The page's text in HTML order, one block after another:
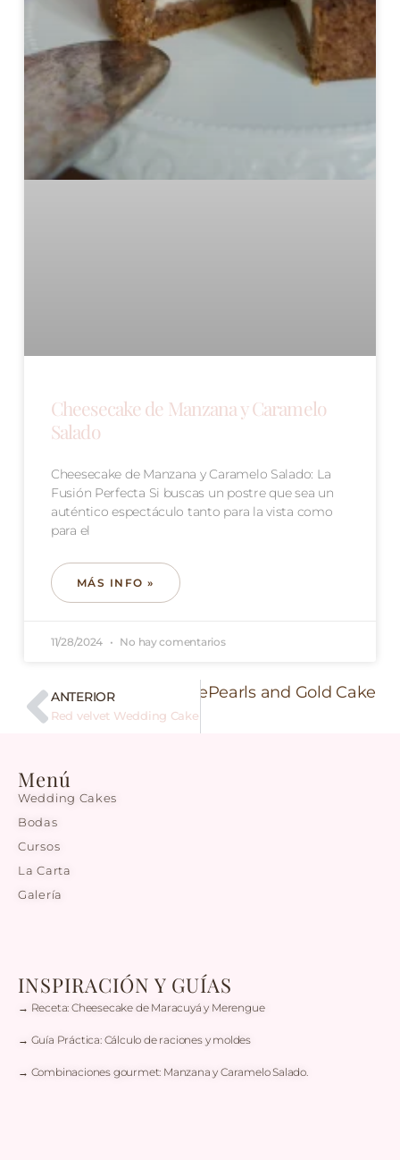
Cheesecake de Manzana y Caramelo
Salado
Cheesecake de Manzana y Caramelo Salado: La
Fusión Perfecta Si buscas un postre que sea un
auténtico espectáculo tanto para la vista como
para el
MÁS INFO »
11/28/2024 No hay comentarios
ANTERIOR
Red velvet Wedding Cake
SiguientePearls and Gold Cake
Menú
Wedding Cakes
Bodas
Cursos
La Carta
Galería
INSPIRACIÓN Y GUÍAS
→ Receta: Cheesecake de Maracuyá y Merengue
→ Guía Práctica: Cálculo de raciones y moldes
→ Combinaciones gourmet: Manzana y Caramelo Salado.